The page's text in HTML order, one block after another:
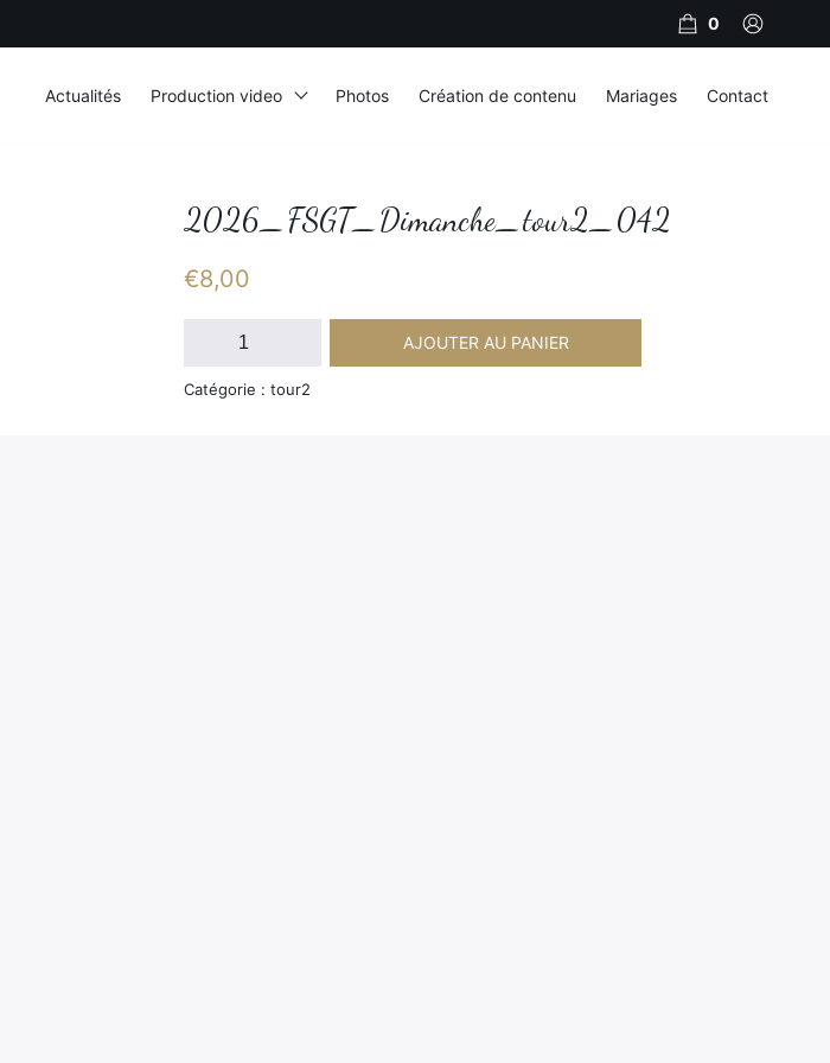
2026_FSGT_Dimanche_tour2_042
€8,00
quantité
2026_FSGT_Dimanche_tour2_042
AJOUTER AU PANIER
Catégorie : tour2
0
Actualités Production video Photos Création de contenu Mariages Contact